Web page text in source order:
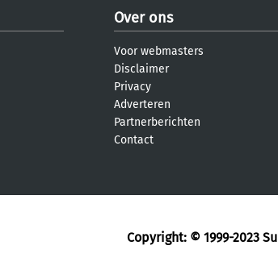
Over ons
Voor webmasters
Disclaimer
Privacy
Adverteren
Partnerberichten
Contact
Copyright: © 1999-2023